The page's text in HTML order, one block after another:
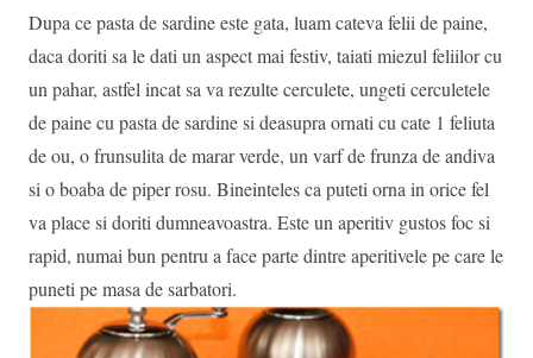
Dupa ce pasta de sardine este gata, luam cateva felii de paine,
daca doriti sa le dati un aspect mai festiv, taiati miezul feliilor cu
un pahar, astfel incat sa va rezulte cerculete, ungeti cerculetele
de paine cu pasta de sardine si deasupra ornati cu cate 1 feliuta
de ou, o frunsulita de marar verde, un varf de frunza de andiva
si o boaba de piper rosu. Bineinteles ca puteti orna in orice fel
va place si doriti dumneavoastra. Este un aperitiv gustos foc si
rapid, numai bun pentru a face parte dintre aperitivele pe care le
puneti pe masa de sarbatori.